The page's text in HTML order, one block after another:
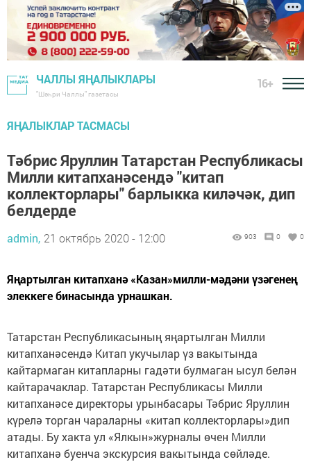
ЧАЛЛЫ ЯҢАЛЫКЛАРЫ
"Шәһри Чаллы" газетасы
16+
ЯҢАЛЫКЛАР ТАСМАСЫ
Тәбрис Яруллин Татарстан Республикасы
Милли китапханәсендә "китап
коллекторлары" барлыкка киләчәк, дип
белдерде
admin, 21 октябрь 2020 - 12:00 903 0 0
Яңартылган китапханә «Казан»милли-мәдәни үзәгенең
элеккеге бинасында урнашкан.
Татарстан Республикасының яңартылган Милли
китапханәсендә Китап укучылар үз вакытында
кайтармаган китапларны гадәти булмаган ысул белән
кайтарачаклар. Татарстан Республикасы Милли
китапханәсе директоры урынбасары Тәбрис Яруллин
күрелә торган чараларны «китап коллекторлары»дип
атады. Бу хакта ул «Ялкын»журналы өчен Милли
китапханә буенча экскурсия вакытында сөйләде.